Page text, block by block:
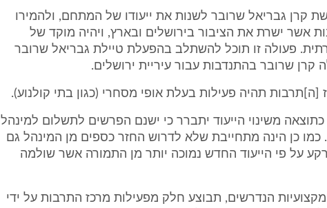
קרן גבריאל שרובר לשנות את ייעודו של המתחם, ולהמירו
אשר ישרת את הציבור בירושלים ובארץ, ויהיה מוקד של
פעולה זו תוכל להשתלב בהפעלת טיילת גבריאל שרובר
קרן שרובר בהתנדבות עבור עיריית ירושלים.
תהיה פעילות בעלת אופי מסחרי (כגון בתי קולנוע).
כתוצאה משינוי הייעוד יתברר כי ישנם הפרשים לתשלום למינהל
כן הינה מתחייבת שלא לדרוש החזר כספים מן המינהל גם
על פי הייעוד החדש נמוכה יותר מן התמורה אשר שולמה
הנדרשים, תבוצע חלק מפעילות מרכז התרבות על ידי